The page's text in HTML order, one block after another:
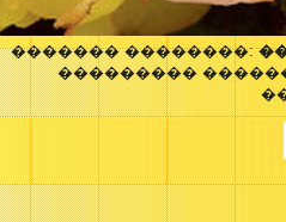
������� ��������:
���������